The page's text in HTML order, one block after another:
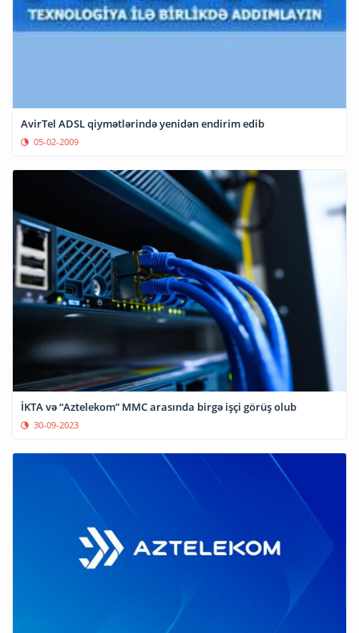
AvirTel ADSL qiymətlərində yenidən endirim edib
05-02-2009
İKTA və “Aztelekom” MMC arasında birgə işçi görüş olub
30-09-2023